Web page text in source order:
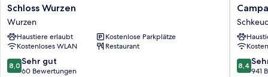
Schloss
Wurzen
Wurzen
Schloss Wurzen
Wurzen
Haustiere erlaubt
Kostenlose Parkplätze
Kostenloses WLAN
Restaurant
8.0
von
8,0 Sehr gut
60 Bewertungen
Leipzig
Halle
Airport
8.4
von
8,4
941